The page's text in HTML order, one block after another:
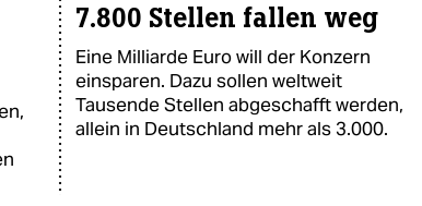
7.800 Stellen fallen weg
Eine Milliarde Euro will der Konzern
einsparen. Dazu sollen weltweit
Tausende Stellen abgeschafft werden,
allein in Deutschland mehr als 3.000.